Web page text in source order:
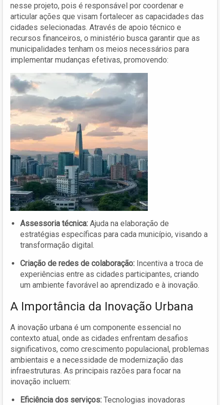
nesse projeto, pois é responsável por coordenar e
articular ações que visam fortalecer as capacidades das
cidades selecionadas. Através de apoio técnico e
recursos financeiros, o ministério busca garantir que as
municipalidades tenham os meios necessários para
implementar mudanças efetivas, promovendo:
Assessoria técnica: Ajuda na elaboração de
estratégias específicas para cada município, visando a
transformação digital.
Criação de redes de colaboração: Incentiva a troca de
experiências entre as cidades participantes, criando
um ambiente favorável ao aprendizado e à inovação.
A Importância da Inovação Urbana
A inovação urbana é um componente essencial no
contexto atual, onde as cidades enfrentam desafios
significativos, como crescimento populacional, problemas
ambientais e a necessidade de modernização das
infraestruturas. As principais razões para focar na
inovação incluem:
Eficiência dos serviços: Tecnologias inovadoras